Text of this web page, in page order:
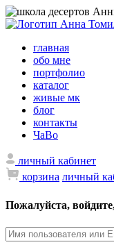
главная
обо мне
портфолио
каталог
живые мк
блог
контакты
ЧаВо
личный кабинет
корзина личный
Пожалуйста,